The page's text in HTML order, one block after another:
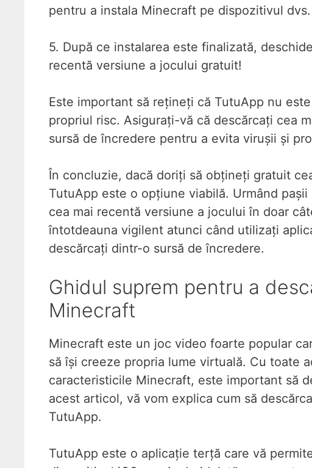
pentru a instala Minecraft pe dispozitivul dvs.
5. După ce instalarea este finalizată,
recentă versiune a jocului gratuit!
Este important să rețineți că TutuApp nu
propriul risc. Asigurați-vă că descărcați cea
sursă de încredere pentru a evita virușii și
În concluzie, dacă doriți să obțineți gratuit
TutuApp este o opțiune viabilă. Urmând
cea mai recentă versiune a jocului în doar
întotdeauna vigilent atunci când utilizați
descărcați dintr-o sursă de încredere.
Ghidul suprem pentru a
Minecraft
Minecraft este un joc video foarte popular
să își creeze propria lume virtuală. Cu toate
caracteristicile Minecraft, este important să
acest articol, vă vom explica cum să
TutuApp.
TutuApp este o aplicație terță care vă